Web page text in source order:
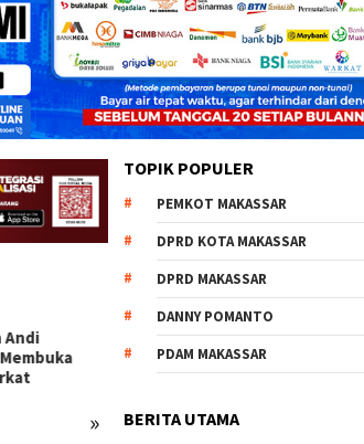
»
TOPIK POPULER
PEMKOT MAKASSAR
DPRD KOTA MAKASSAR
DPRD MAKASSAR
DANNY POMANTO
PDAM MAKASSAR
BERITA UTAMA